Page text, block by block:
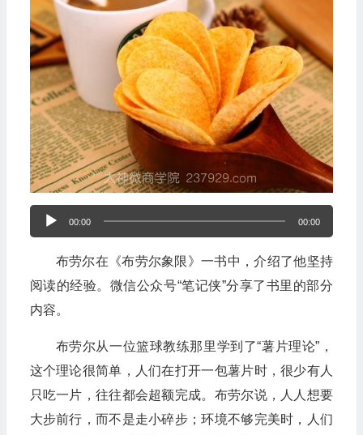
频
放
器
00:00 00:00
布劳尔在《布劳尔象限》一书中，介绍了他坚持
阅读的经验。微信公众号“笔记侠”分享了书里的部分
内容。
布劳尔从一位篮球教练那里学到了“薯片理论”，
这个理论很简单，人们在打开一包薯片时，很少有人
只吃一片，往往都会超额完成。布劳尔说，人人想要
大步前行，而不是走小碎步；环境不够完美时，人们